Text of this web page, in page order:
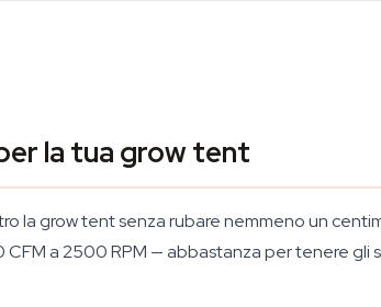
la tua grow tent
la grow tent senza rubare nemmeno un
CFM a 2500 RPM — abbastanza per tenere gli